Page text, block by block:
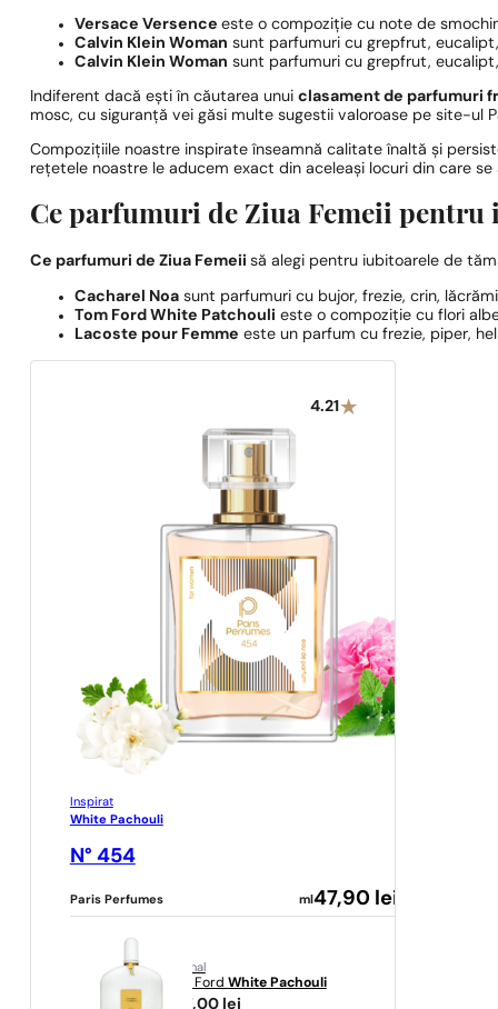
Versace Versenceeste o compoziție cu note de
Calvin Klein Woman sunt parfumuri cu grepfrut,
Calvin Klein Woman sunt parfumuri cu grepfrut,
Indiferent dacă ești în căutarea unuiclasament de parfumuri
mosc, cu siguranță vei găsi multe sugestii valoroase pe site-ul
Compozițiile noastre inspirate înseamnă calitate înaltă și
rețetele noastre le aducem exact din aceleași locuri din care
Ce parfumuri de Ziua Femeii pentru
Ce parfumuri de Ziua Femeiisă alegi pentru iubitoarele de
Cacharel Noa sunt parfumuri cu bujor, frezie, crin,
Tom Ford White Patchouli este o compoziție cu flori
Lacoste pour Femme este un parfum cu frezie, piper,
4.21
Inspirat
White Pachouli
N° 454
Paris Perfumes ml47,90 lei
original
Tom Ford White Pachouli
967,00 lei